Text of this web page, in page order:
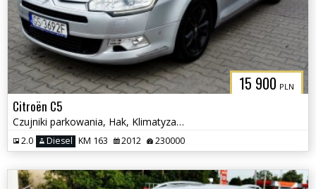
15 900 PLN
Citroën C5
Czujniki parkowania, Hak, Klimatyzacja
2.0 Diesel KM 163 2012 230000